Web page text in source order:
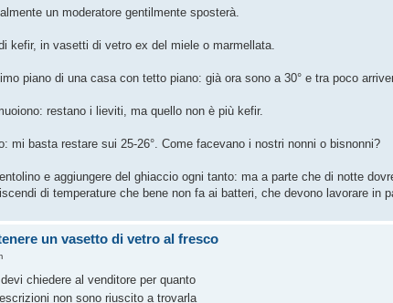
un moderatore gentilmente sposterà.
kefir, in vasetti di vetro ex del miele o marmellata.
piano di una casa con tetto piano: già ora sono a 30° e tra poco
restano i lieviti, ma quello non è più kefir.
mi basta restare sui 25-26°. Come facevano i nostri nonni o bisnonni?
e aggiungere del ghiaccio ogni tanto: ma a parte che di notte
di temperature che bene non fa ai batteri, che devono lavorare in
un vasetto di vetro al fresco
chiedere al venditore per quanto
non sono riuscito a trovarla